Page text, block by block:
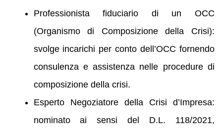
Professionista fiduciario di un OCC
(Organismo di Composizione della Crisi):
svolge incarichi per conto dell’OCC fornendo
consulenza e assistenza nelle procedure di
composizione della crisi.
Esperto Negoziatore della Crisi d’Impresa:
nominato ai sensi del D.L. 118/2021,